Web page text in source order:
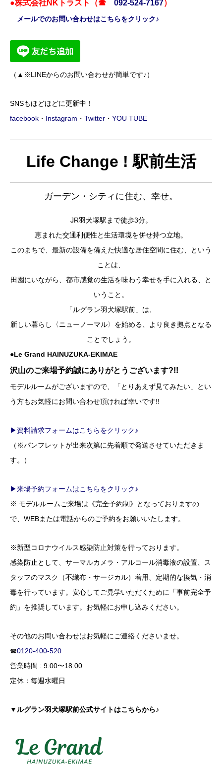
●株式会社NKトラスト（☎ 092-524-7167）
メールでのお問い合わせはこちらをクリック♪
（▲※LINEからのお問い合わせが簡単です♪）
SNSもほどほどに更新中！
facebook ・ Instagram ・ Twitter ・ YOU TUBE
Life Change ! 駅前生活
ガーデン・シティに住む、幸せ。
JR羽犬塚駅まで徒歩3分。
恵まれた交通利便性と生活環境を併せ持つ立地。
このまちで、最新の設備を備えた快適な居住空間に住む、という
ことは、
田園にいながら、都市感覚の生活を味わう幸せを手に入れる、と
いうこと。
「ルグラン羽犬塚駅前」は、
新しい暮らし〈ニューノーマル〉を始める、より良き拠点となる
ことでしょう。
●Le Grand HAINUZUKA-EKIMAE
沢山のご来場予約誠にありがとうございます?!!
モデルルームがございますので、「とりあえず見てみたい」とい
う方もお気軽にお問い合わせ頂ければ幸いです!!
▶資料請求フォームはこちらをクリック♪
（※パンフレットが出来次第に先着順で発送させていただきま
す。）
▶来場予約フォームはこちらをクリック♪
※ モデルルームご来場は《完全予約制》となっておりますの
で、WEBまたは電話からのご予約をお願いいたします。
※新型コロナウイルス感染防止対策を行っております。
感染防止として、サーマルカメラ・アルコール消毒液の設置、ス
タッフのマスク（不織布・サージカル）着用、定期的な換気・消
毒を行っています。安心してご見学いただくために「事前完全予
約」を推奨しています。お気軽にお申し込みください。
その他のお問い合わせはお気軽にご連絡くださいませ。
☎0120-400-520
営業時間 : 9:00〜18:00
定休：毎週水曜日
▼ルグラン羽犬塚駅前公式サイトはこちらから♪